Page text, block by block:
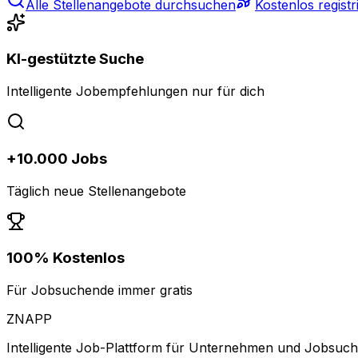
Alle Stellenangebote durchsuchen Kostenlos
KI-gestützte Suche
Intelligente Jobempfehlungen nur für dich
+10.000 Jobs
Täglich neue Stellenangebote
100% Kostenlos
Für Jobsuchende immer gratis
ZNAPP
Intelligente Job-Plattform für Unternehmen und